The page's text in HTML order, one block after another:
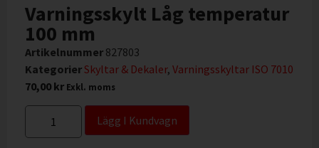
Varningsskylt Låg temperatur
100 mm
Artikelnummer 827803
KategorierSkyltar & Dekaler, Varningsskyltar ISO 7010
70,00 kr Exkl. moms
Lägg I Kundvagn